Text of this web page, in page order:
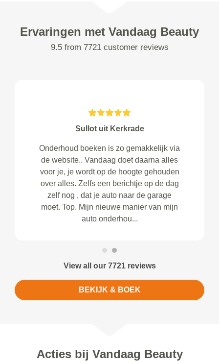
Ervaringen met Vandaag Beauty
9.5 from 7721 customer reviews
Sullot uit Kerkrade
Onderhoud boeken is zo gemakkelijk via
de website.. Vandaag doet daarna alles
voor je, je wordt op de hoogte gehouden
over alles. Zelfs een berichtje op de dag
zelf nog , dat je auto naar de garage
moet. Top. Mijn nieuwe manier van mijn
auto onderhou...
View all our 7721 reviews
BEKIJK & BOEK
Acties bij Vandaag Beauty